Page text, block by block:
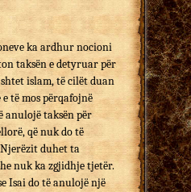
ka ardhur nocioni
taksën e detyruar për
islam, të cilët duan
të mos përqafojnë
anulojë taksën për
që nuk do të
duhet ta
nuk ka zgjidhje tjetër.
Isai do të anulojë një